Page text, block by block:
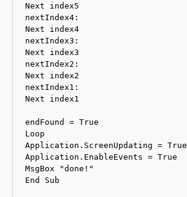
Next index5
nextIndex4:
Next index4
nextIndex3:
Next index3
nextIndex2:
Next index2
nextIndex1:
Next index1
endFound = True
Loop
Application.ScreenUpdating = True
Application.EnableEvents = True
MsgBox "done!"
End Sub